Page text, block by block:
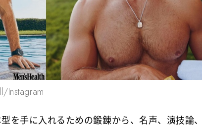
Instagram
を手に入れるための鍛錬から、名声、演技論、